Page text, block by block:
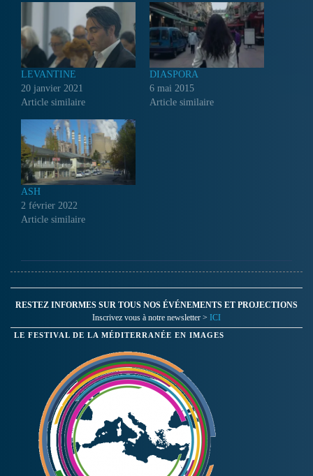
LEVANTINE
20 janvier 2021
Article similaire
DIASPORA
6 mai 2015
Article similaire
ASH
2 février 2022
Article similaire
RESTEZ INFORMES SUR TOUS NOS ÉVÉNEMENTS ET PROJECTIONS
Inscrivez vous à notre newsletter > ICI
LE FESTIVAL DE LA MÉDITERRANÉE EN IMAGES